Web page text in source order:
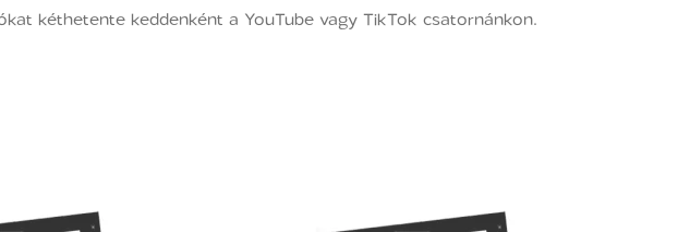
kéthetente keddenként a YouTube vagy TikTok csatornánkon.